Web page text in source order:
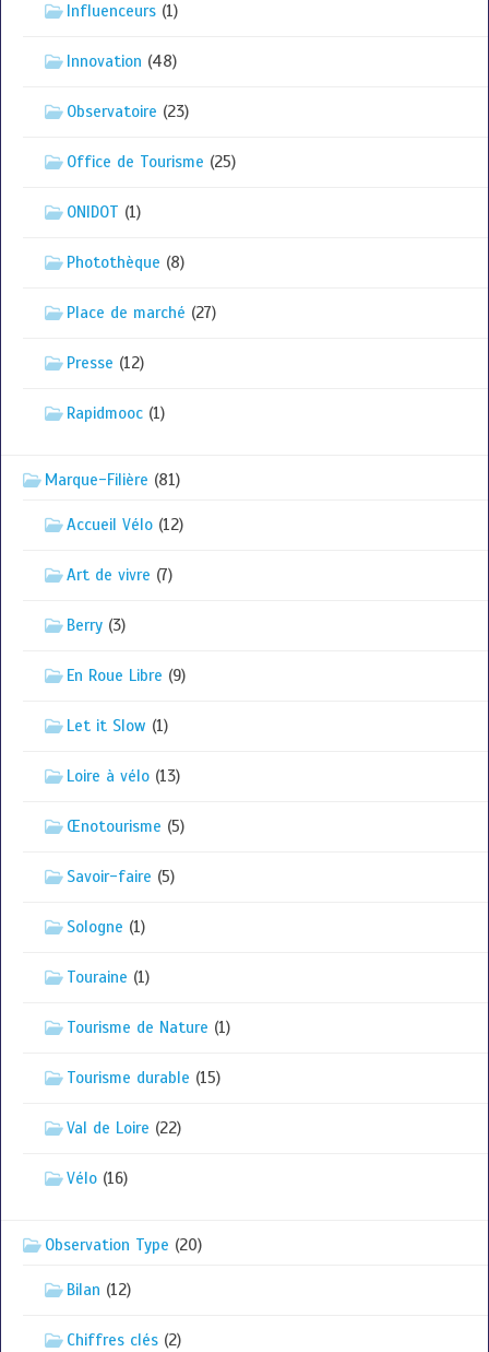
Influenceurs (1)
Innovation (48)
Observatoire (23)
Office de Tourisme (25)
ONIDOT (1)
Photothèque (8)
Place de marché (27)
Presse (12)
Rapidmooc (1)
Marque-Filière (81)
Accueil Vélo (12)
Art de vivre (7)
Berry (3)
En Roue Libre (9)
Let it Slow (1)
Loire à vélo (13)
Œnotourisme (5)
Savoir-faire (5)
Sologne (1)
Touraine (1)
Tourisme de Nature (1)
Tourisme durable (15)
Val de Loire (22)
Vélo (16)
Observation Type (20)
Bilan (12)
Chiffres clés (2)